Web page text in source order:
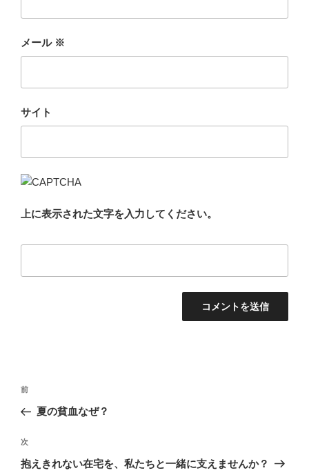
メール ※
サイト
上に表示された文字を入力してください。
投
ナ
ビ
ゲ
前
の
稿
前
夏の貧血なぜ？
次
の
次
抱えきれない在宅を、私たちと一緒に支えませんか？